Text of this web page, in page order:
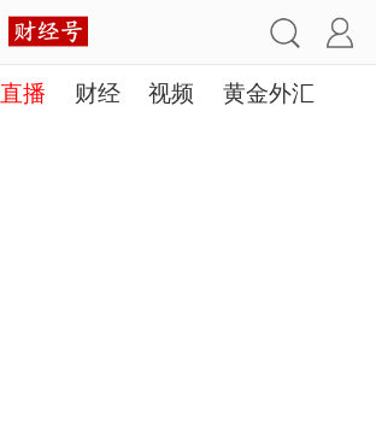
直播 财经 视频 黄金外汇